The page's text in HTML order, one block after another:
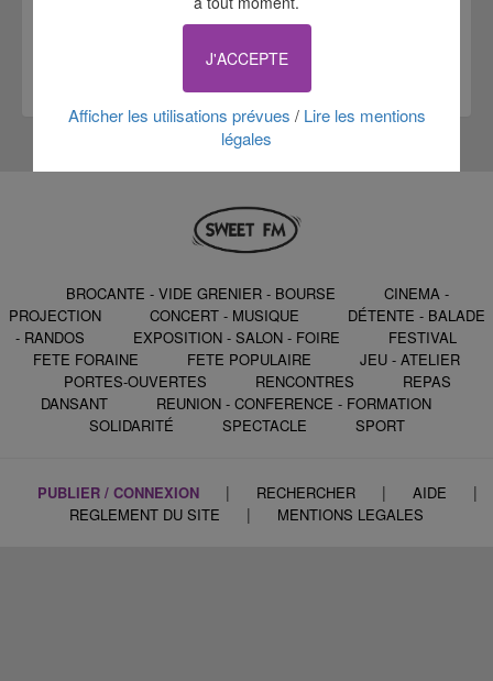
J'ACCEPTE
Afficher les utilisations prévues / Lire les mentions
légales
OBSERVATION ÉCLIPSE
BROCANTE - VIDE GRENIER - BOURSE
CINEMA -
PROJECTION
CONCERT - MUSIQUE
DÉTENTE - BALADE
- RANDOS
EXPOSITION - SALON - FOIRE
FESTIVAL
FETE FORAINE
FETE POPULAIRE
JEU - ATELIER
PORTES-OUVERTES
RENCONTRES
REPAS
DANSANT
REUNION - CONFERENCE - FORMATION
SOLIDARITÉ
SPECTACLE SPORT
PUBLIER / CONNEXION | RECHERCHER | AIDE |
REGLEMENT DU SITE | MENTIONS LEGALES